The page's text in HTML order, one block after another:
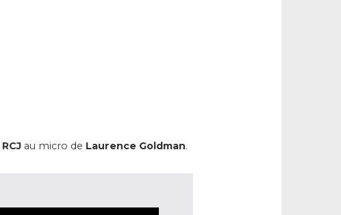
RCJ au micro de Laurence Goldman.